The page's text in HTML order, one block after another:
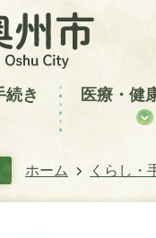
続き 医療・健
ホーム くらし・